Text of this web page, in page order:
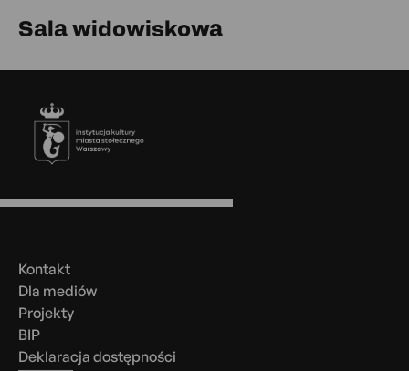
Sala widowiskowa
Stopka
Menu
Kontakt
Dla mediów
Projekty
BIP
Deklaracja dostępności